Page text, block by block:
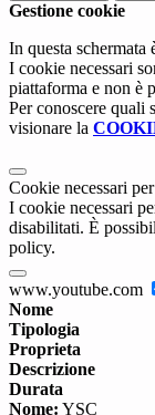
Gestione cookie
In questa schermata
I cookie necessari
piattaforma e non è
Per conoscere quali
visionare la
Cookie necessari
I cookie necessari
disabilitati. È
policy.
www.youtube.com
Nome
Tipologia
Proprieta
Descrizione
Durata
Nome: YSC